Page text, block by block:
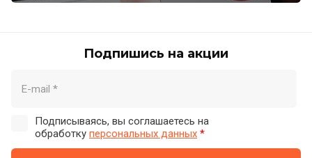
Подпишись на акции
Подписываясь, вы соглашаетесь на
обработку персональных данных *